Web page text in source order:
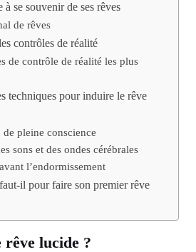
se souvenir de ses rêves
de rêves
contrôles de réalité
de contrôle de réalité les plus
techniques pour induire le rêve
pleine conscience
sons et des ondes cérébrales
l’endormissement
il pour faire son premier rêve
rêve lucide ?